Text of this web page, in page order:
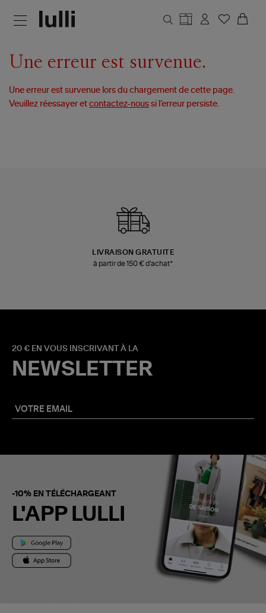
Une erreur est survenue.
Une erreur est survenue lors du chargement de cette page.
Veuillez réessayer etcontactez-nous si l’erreur persiste.
LIVRAISON GRATUITE
à partir de 150 € d'achat*
20 € EN VOUS INSCRIVANT À LA
NEWSLETTER
-10% EN TÉLÉCHARGEANT
L'APP LULLI